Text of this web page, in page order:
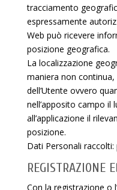
tracciamento
espressamente
Web può ricevere
posizione geografica.
La localizzazione
maniera non
dell’Utente ovvero
nell’apposito campo il
all’applicazione il
posizione.
Dati Personali
REGISTRAZIONE
Con la registrazione o